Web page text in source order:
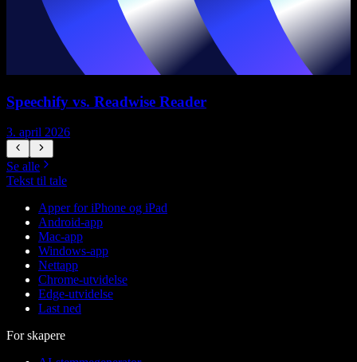
Speechify vs. Readwise Reader
3. april 2026
Se alle
Tekst til tale
Apper for iPhone og iPad
Android-app
Mac-app
Windows-app
Nettapp
Chrome-utvidelse
Edge-utvidelse
Last ned
For skapere